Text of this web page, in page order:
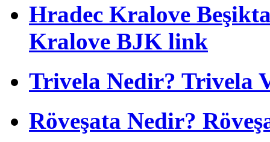
Hradec Kralove
Kralove BJK link
Trivela Nedir? Trivela
Röveşata Nedir?